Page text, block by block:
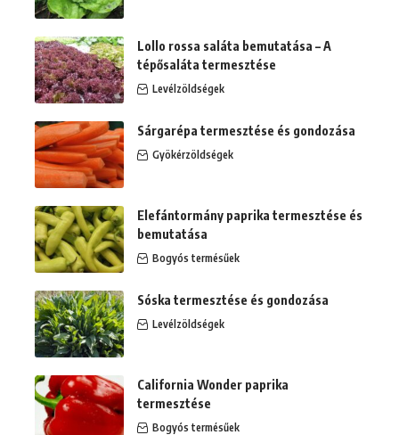
Lollo rossa saláta bemutatása – A
tépősaláta termesztése
Levélzöldségek
Sárgarépa termesztése és gondozása
Gyökérzöldségek
Elefántormány paprika termesztése és
bemutatása
Bogyós termésűek
Sóska termesztése és gondozása
Levélzöldségek
California Wonder paprika
termesztése
Bogyós termésűek